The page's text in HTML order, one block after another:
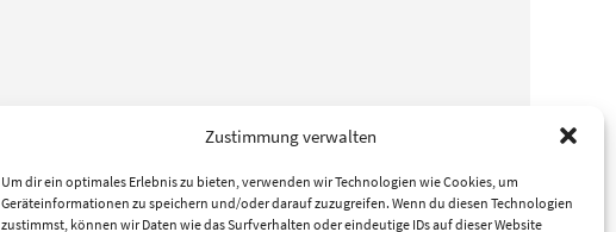
Zustimmung verwalten
Um dir ein optimales Erlebnis zu bieten, verwenden wir Technologien wie Cookies, um
Geräteinformationen zu speichern und/oder darauf zuzugreifen. Wenn du diesen Technologien
zustimmst, können wir Daten wie das Surfverhalten oder eindeutige IDs auf dieser Website